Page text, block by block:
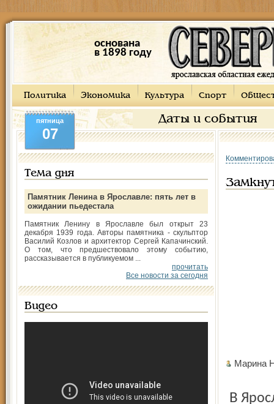
основана
в 1898 году
Политика Экономика Культура Спорт
Даты и события
пятница
07
Тема дня
Памятник Ленина в Ярославле: пять лет в
ожидании пьедестала
Памятник Ленину в Ярославле был открыт 23
декабря 1939 года. Авторы памятника - скульптор
Василий Козлов и архитектор Сергей Капачинский.
О том, что предшествовало этому событию,
рассказывается в публикуемом ...
прочитать
Все новости за сегодня
Видео
Марина
В Ярославле на улице Ползунова семью Соколовых знают